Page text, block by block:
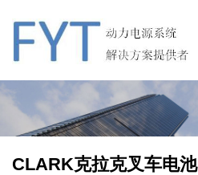
CLARK克拉克叉车电池